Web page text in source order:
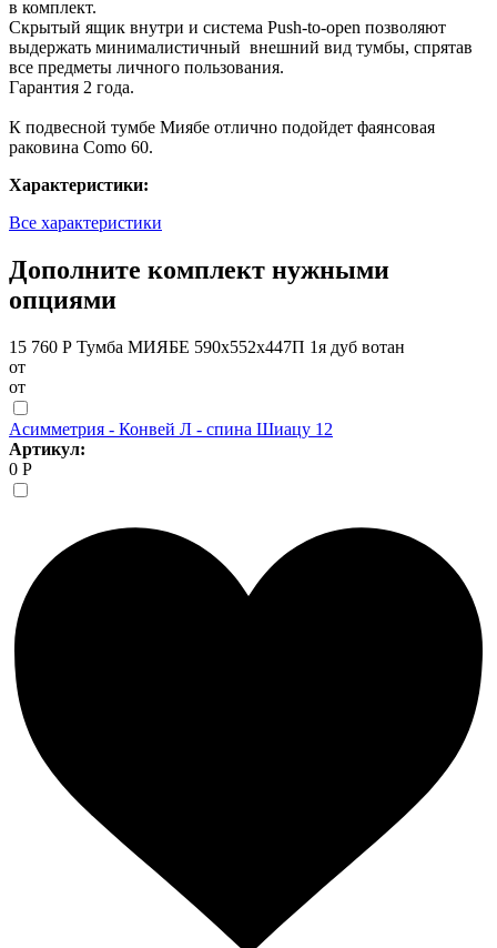
в комплект.
Скрытый ящик внутри и система Push-to-open позволяют
выдержать минималистичный внешний вид тумбы, спрятав
все предметы личного пользования.
Гарантия 2 года.
К подвесной тумбе Миябе отлично подойдет фаянсовая
раковина Como 60.
Характеристики:
Все характеристики
Дополните комплект нужными
опциями
15 760 Р Тумба МИЯБЕ 590х552х447П 1я дуб вотан
от
от
Асимметрия - Конвей Л - спина Шиацу 12
Артикул:
0 Р